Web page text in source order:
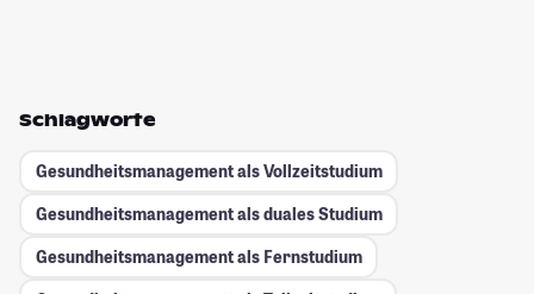
Schlagworte
Gesundheitsmanagement als Vollzeitstudium
Gesundheitsmanagement als duales Studium
Gesundheitsmanagement als Fernstudium